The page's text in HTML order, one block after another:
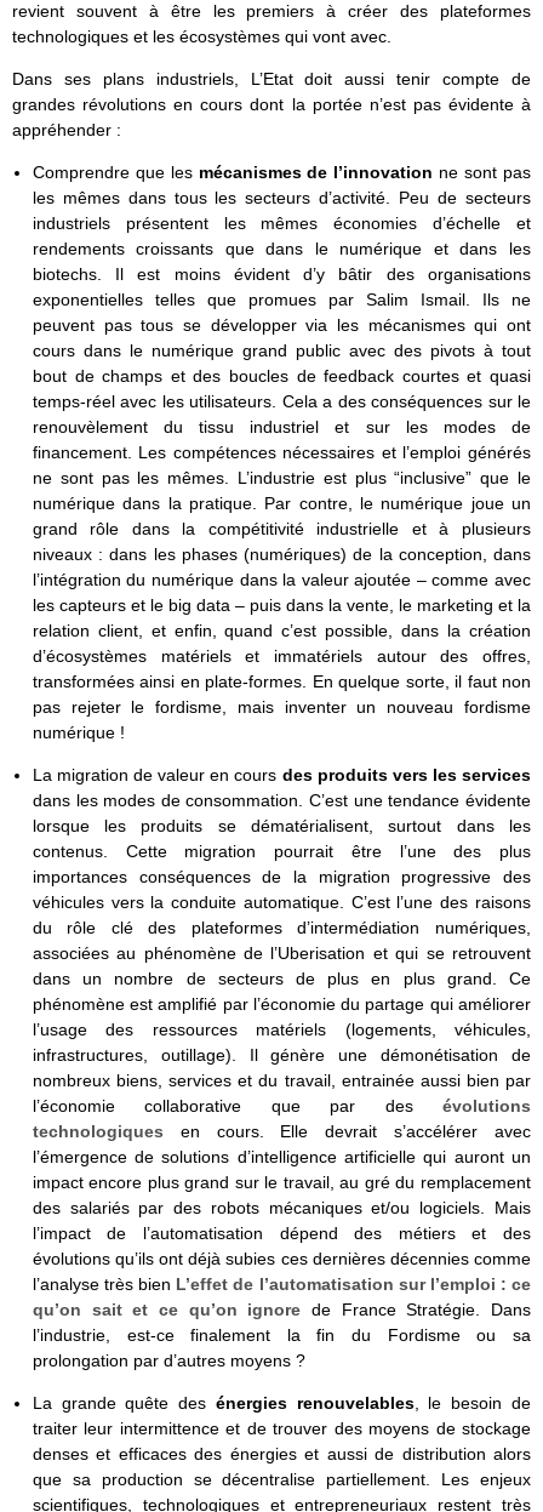
revient souvent à être les premiers à créer des plateformes
technologiques et les écosystèmes qui vont avec.
Dans ses plans industriels, L’Etat doit aussi tenir compte de
grandes révolutions en cours dont la portée n’est pas évidente à
appréhender :
Comprendre que les mécanismes de l’innovation ne sont pas
les mêmes dans tous les secteurs d’activité. Peu de secteurs
industriels présentent les mêmes économies d’échelle et
rendements croissants que dans le numérique et dans les
biotechs. Il est moins évident d’y bâtir des organisations
exponentielles telles que promues par Salim Ismail. Ils ne
peuvent pas tous se développer via les mécanismes qui ont
cours dans le numérique grand public avec des pivots à tout
bout de champs et des boucles de feedback courtes et quasi
temps-réel avec les utilisateurs. Cela a des conséquences sur le
renouvèlement du tissu industriel et sur les modes de
financement. Les compétences nécessaires et l’emploi générés
ne sont pas les mêmes. L’industrie est plus “inclusive” que le
numérique dans la pratique. Par contre, le numérique joue un
grand rôle dans la compétitivité industrielle et à plusieurs
niveaux : dans les phases (numériques) de la conception, dans
l’intégration du numérique dans la valeur ajoutée – comme avec
les capteurs et le big data – puis dans la vente, le marketing et la
relation client, et enfin, quand c’est possible, dans la création
d’écosystèmes matériels et immatériels autour des offres,
transformées ainsi en plate-formes. En quelque sorte, il faut non
pas rejeter le fordisme, mais inventer un nouveau fordisme
numérique !
La migration de valeur en cours des produits vers les services
dans les modes de consommation. C’est une tendance évidente
lorsque les produits se dématérialisent, surtout dans les
contenus. Cette migration pourrait être l’une des plus
importances conséquences de la migration progressive des
véhicules vers la conduite automatique. C’est l’une des raisons
du rôle clé des plateformes d’intermédiation numériques,
associées au phénomène de l’Uberisation et qui se retrouvent
dans un nombre de secteurs de plus en plus grand. Ce
phénomène est amplifié par l’économie du partage qui améliorer
l’usage des ressources matériels (logements, véhicules,
infrastructures, outillage). Il génère une démonétisation de
nombreux biens, services et du travail, entrainée aussi bien par
l’économie collaborative que par des évolutions
technologiques en cours. Elle devrait s’accélérer avec
l’émergence de solutions d’intelligence artificielle qui auront un
impact encore plus grand sur le travail, au gré du remplacement
des salariés par des robots mécaniques et/ou logiciels. Mais
l’impact de l’automatisation dépend des métiers et des
évolutions qu’ils ont déjà subies ces dernières décennies comme
l’analyse très bien L’effet de l’automatisation sur l’emploi : ce
qu’on sait et ce qu’on ignore de France Stratégie. Dans
l’industrie, est-ce finalement la fin du Fordisme ou sa
prolongation par d’autres moyens ?
La grande quête des énergies renouvelables, le besoin de
traiter leur intermittence et de trouver des moyens de stockage
denses et efficaces des énergies et aussi de distribution alors
que sa production se décentralise partiellement. Les enjeux
scientifiques, technologiques et entrepreneuriaux restent très